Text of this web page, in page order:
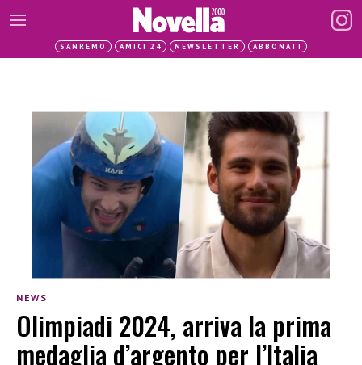
SANREMO AMICI 24 NEWSLETTER ABBONATI
NEWS
Olimpiadi 2024, arriva la prima
medaglia d’argento per l’Italia